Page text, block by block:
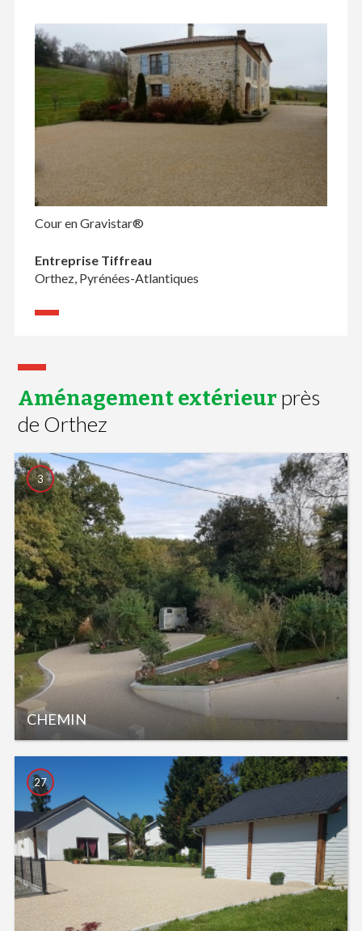
Cour en Gravistar®
Entreprise Tiffreau
Orthez, Pyrénées-Atlantiques
Aménagement extérieur près
de Orthez
CHEMIN
3
27